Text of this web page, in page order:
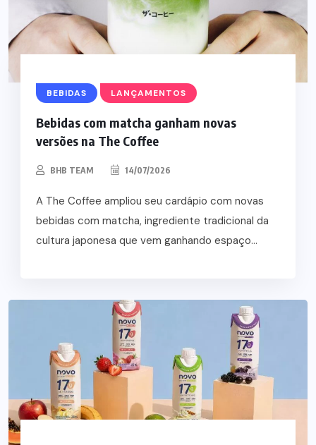
BEBIDAS LANÇAMENTOS
Bebidas com matcha ganham novas
versões na The Coffee
BHB TEAM 14/07/2026
A The Coffee ampliou seu cardápio com novas
bebidas com matcha, ingrediente tradicional da
cultura japonesa que vem ganhando espaço...